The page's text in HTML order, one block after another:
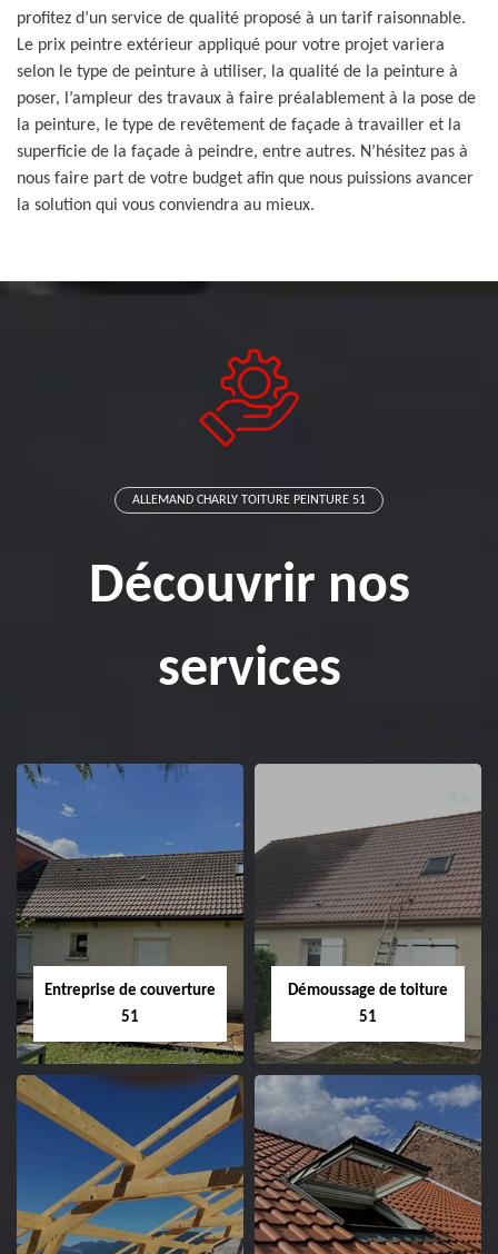
profitez d’un service de qualité proposé à un tarif raisonnable.
Le prix peintre extérieur appliqué pour votre projet variera
selon le type de peinture à utiliser, la qualité de la peinture à
poser, l’ampleur des travaux à faire préalablement à la pose de
la peinture, le type de revêtement de façade à travailler et la
superficie de la façade à peindre, entre autres. N’hésitez pas à
nous faire part de votre budget afin que nous puissions avancer
la solution qui vous conviendra au mieux.
ALLEMAND CHARLY TOITURE PEINTURE 51
Découvrir nos
services
Entreprise de couverture
51
Entreprise de
couverture 51
Démoussage de toiture
51
Démoussage de
toiture 51